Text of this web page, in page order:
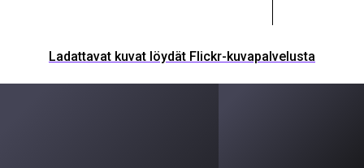
Ladattavat kuvat löydät Flickr-kuvapalvelusta